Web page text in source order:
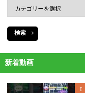
検索
新着動画